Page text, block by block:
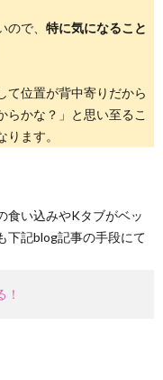
で、 特に気になること
て位置が背中寄りだから
らかな？」と思い至るこ
ます。
食い込みやKタブがベッ
下記blog記事の手段にて